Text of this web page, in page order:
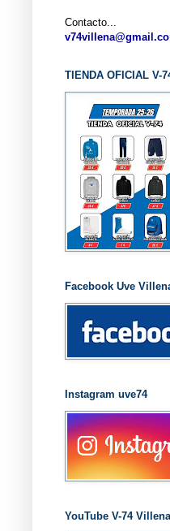
Contacto...
TIENDA OFICIAL V-
Facebook Uve
Instagram uve74
YouTube V-74 Villena